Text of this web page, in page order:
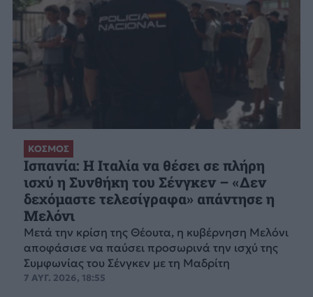
ΚΟΣΜΟΣ
Ισπανία: Η Ιταλία να θέσει σε πλήρη
ισχύ η Συνθήκη του Σένγκεν – «Δεν
δεχόμαστε τελεσίγραφα» απάντησε η
Μελόνι
Μετά την κρίση της Θέουτα, η κυβέρνηση Μελόνι
αποφάσισε να παύσει προσωρινά την ισχύ της
Συμφωνίας του Σένγκεν με τη Μαδρίτη
7 ΑΥΓ. 2026, 18:55